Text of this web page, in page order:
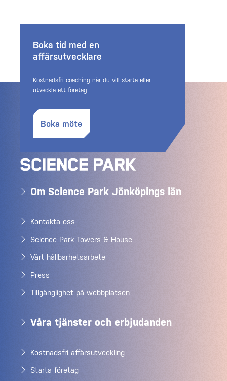
Boka tid med en
affärsutvecklare
Kostnadsfri coaching när du vill starta eller
utveckla ett företag
Boka möte
Om Science Park Jönköpings län
Kontakta oss
Science Park Towers & House
Vårt hållbarhetsarbete
Press
Tillgänglighet på webbplatsen
Våra tjänster och erbjudanden
Kostnadsfri affärsutveckling
Starta företag